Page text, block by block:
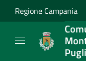
Salta al contenuto
Regione Campania